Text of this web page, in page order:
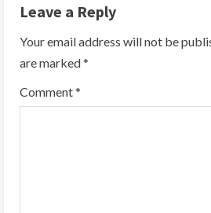
u
e
R
Leave a Reply
Your email address will not be
are marked*
Comment*